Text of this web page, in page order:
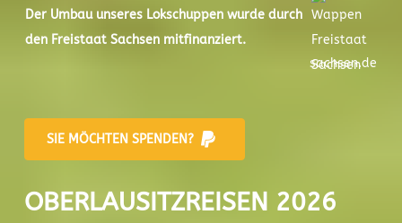
Der Umbau unseres Lokschuppen wurde durch
den Freistaat Sachsen mitfinanziert.
sachsen.de
SIE MÖCHTEN SPENDEN?
OBERLAUSITZREISEN 2026